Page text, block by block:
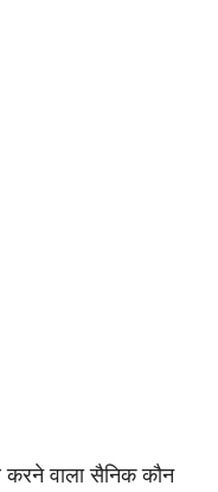
करने वाला सैनिक कौन